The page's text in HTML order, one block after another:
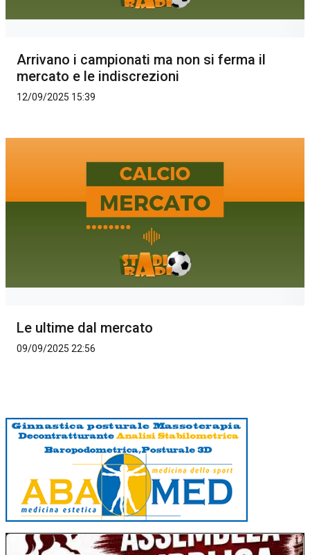
Arrivano i campionati ma non si ferma il
mercato e le indiscrezioni
12/09/2025 15:39
Le ultime dal mercato
09/09/2025 22:56